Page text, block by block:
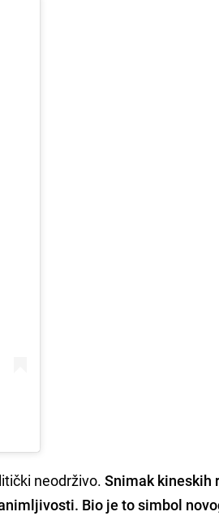
neodrživo.Snimak kineskih
Bio je to simbol